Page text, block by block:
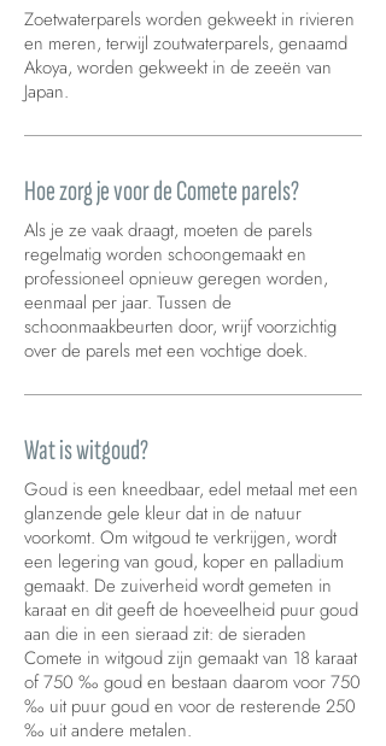
Zoetwaterparels worden gekweekt in rivieren
en meren, terwijl zoutwaterparels, genaamd
Akoya, worden gekweekt in de zeeën van
Japan.
Hoe zorg je voor de Comete parels?
Als je ze vaak draagt, moeten de parels
regelmatig worden schoongemaakt en
professioneel opnieuw geregen worden,
eenmaal per jaar. Tussen de
schoonmaakbeurten door, wrijf voorzichtig
over de parels met een vochtige doek.
Wat is witgoud?
Goud is een kneedbaar, edel metaal met een
glanzende gele kleur dat in de natuur
voorkomt. Om witgoud te verkrijgen, wordt
een legering van goud, koper en palladium
gemaakt. De zuiverheid wordt gemeten in
karaat en dit geeft de hoeveelheid puur goud
aan die in een sieraad zit: de sieraden
Comete in witgoud zijn gemaakt van 18 karaat
of 750 ‰ goud en bestaan daarom voor 750
‰ uit puur goud en voor de resterende 250
‰ uit andere metalen.